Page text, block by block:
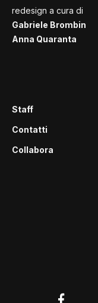
redesign a cura di
Gabriele Brombin
Anna Quaranta
Staff
Contatti
Collabora